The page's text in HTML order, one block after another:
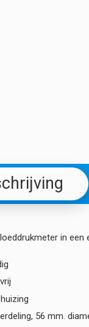
in een
56 mm.